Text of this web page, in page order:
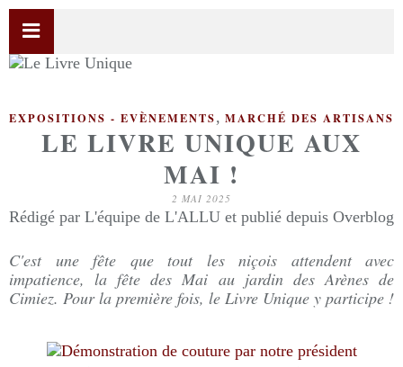
EXPOSITIONS - EVÈNEMENTS, MARCHÉ DES ARTISANS
LE LIVRE UNIQUE AUX
MAI !
2 MAI 2025
Rédigé par L'équipe de L'ALLU et publié depuis Overblog
C'est une fête que tout les niçois attendent avec
impatience, la fête des Mai au jardin des Arènes de
Cimiez. Pour la première fois, le Livre Unique y participe !